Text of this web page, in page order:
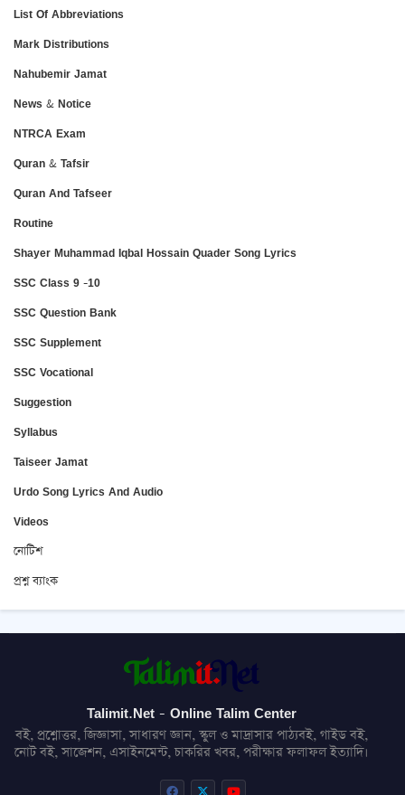
List Of Abbreviations
Mark Distributions
Nahubemir Jamat
News & Notice
NTRCA Exam
Quran & Tafsir
Quran And Tafseer
Routine
Shayer Muhammad Iqbal Hossain Quader Song Lyrics
SSC Class 9 -10
SSC Question Bank
SSC Supplement
SSC Vocational
Suggestion
Syllabus
Taiseer Jamat
Urdo Song Lyrics And Audio
Videos
নোটিশ
প্রশ্ন ব্যাংক
Talimit.Net - Online Talim Center
বই, প্রশ্নোত্তর, জিজ্ঞাসা, সাধারণ জ্ঞান, স্কুল ও মাদ্রাসার পাঠ্যবই, গাইড বই,
নোট বই, সাজেশন, এসাইনমেন্ট, চাকরির খবর, পরীক্ষার ফলাফল ইত্যাদি।